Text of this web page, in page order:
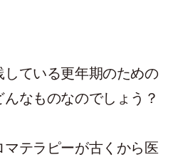
ている更年期のための
なものなのでしょう？
マテラピーが古くから医